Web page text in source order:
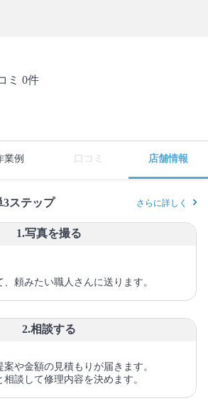
ミ 0件
業例 口コミ 店舗情報
3ステップ さらに詳しく
1.写真を撮る
頼みたい職人さんに送ります。
2.相談する
や金額の見積もりが届きます。
相談して修理内容を決めます。